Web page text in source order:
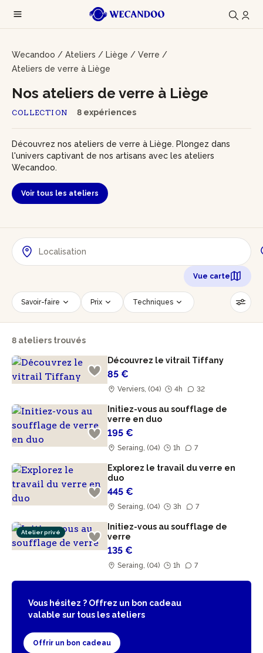
Wecandoo / Ateliers / Liège / Verre /
Ateliers de verre à Liège
COLLECTION 8 expériences
Nos ateliers de verre à Liège
Découvrez nos ateliers de verre à Liège. Plongez dans
l'univers captivant de nos artisans avec les ateliers
Wecandoo.
Voir tous les ateliers
Vue carte
Savoir-faire Prix Techniques
Date Créneau horaire
Nombre de personnes
Accessible PMR Réinitialiser les filtres
8 ateliers trouvés
Découvrez le vitrail Tiffany
85 €
Verviers, (04) 4h 32
Initiez-vous au soufflage de
verre en duo
195 €
Seraing, (04) 1h 7
Explorez le travail du verre en
duo
445 €
Seraing, (04) 3h 7
Atelier privé
Initiez-vous au soufflage de
verre
135 €
Seraing, (04) 1h 7
Vous hésitez ? Offrez un bon cadeau
valable sur tous les ateliers
Offrir un bon cadeau